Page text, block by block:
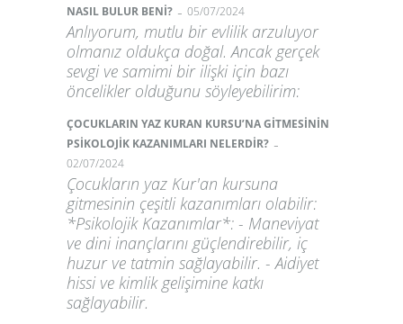
NASIL BULUR BENİ? - 05/07/2024
Anlıyorum, mutlu bir evlilik arzuluyor
olmanız oldukça doğal. Ancak gerçek
sevgi ve samimi bir ilişki için bazı
öncelikler olduğunu söyleyebilirim:
ÇOCUKLARIN YAZ KURAN KURSU’NA GİTMESİNİN
PSİKOLOJİK KAZANIMLARI NELERDİR? -
02/07/2024
Çocukların yaz Kur'an kursuna
gitmesinin çeşitli kazanımları olabilir:
*Psikolojik Kazanımlar*: - Maneviyat
ve dini inançlarını güçlendirebilir, iç
huzur ve tatmin sağlayabilir. - Aidiyet
hissi ve kimlik gelişimine katkı
sağlayabilir.